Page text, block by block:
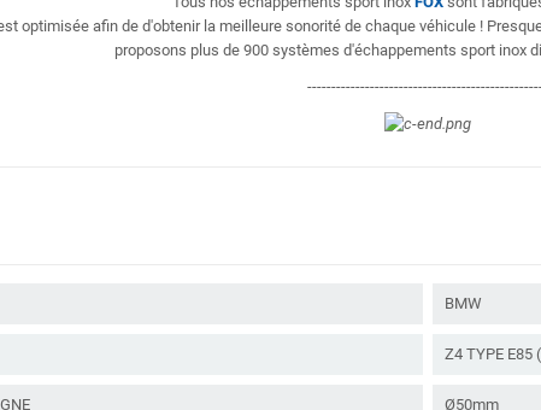
optimisée afin de d'obtenir la meilleure sonorité de chaque véhicule !
proposons plus de 900 systèmes d'échappements sport inox
BMW
Z4 TYPE E85
Ø50mm